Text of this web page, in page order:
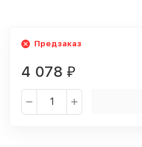
Предзаказ
4 078 ₽